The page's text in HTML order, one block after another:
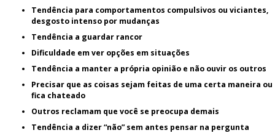
Tendência para comportamentos compulsivos ou viciantes,
desgosto intenso por mudanças
Tendência a guardar rancor
Dificuldade em ver opções em situações
Tendência a manter a própria opinião e não ouvir os outros
Precisar que as coisas sejam feitas de uma certa maneira ou
fica chateado
Outros reclamam que você se preocupa demais
Tendência a dizer “não” sem antes pensar na pergunta